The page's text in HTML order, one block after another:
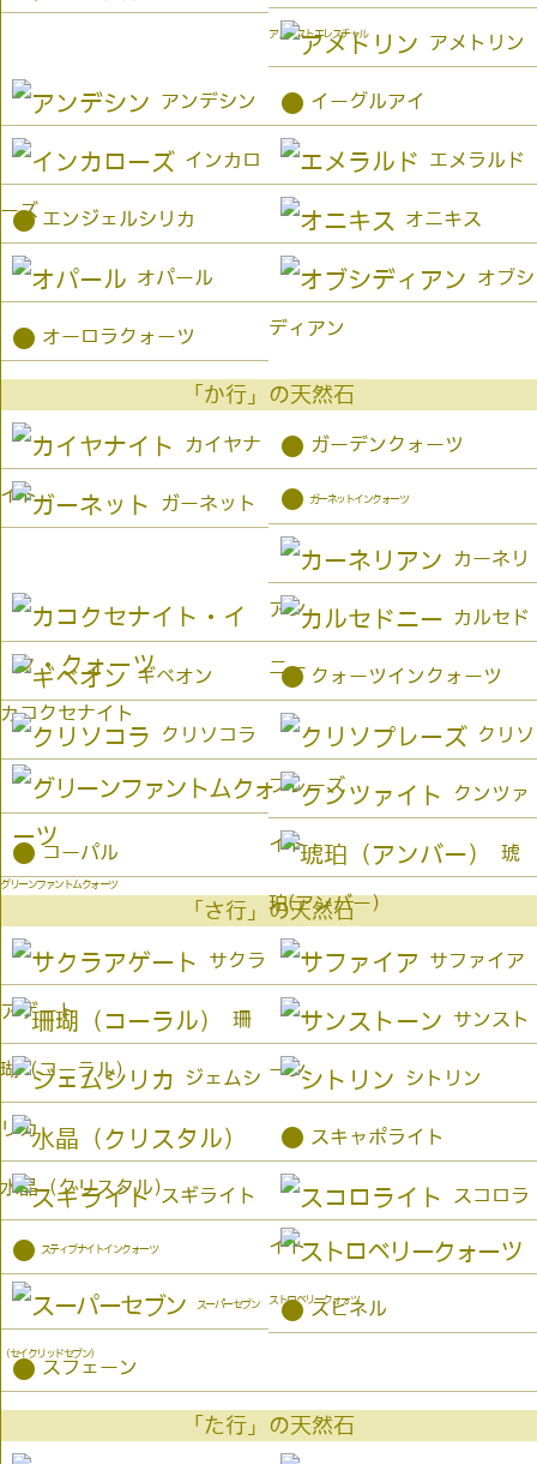
アメジストエレスチャル アメトリン
アンデシン ● イーグルアイ
インカロ
ーズ
エメラルド
● エンジェルシリカ オニキス
オパール オブシ
ディアン
● オーロラクォーツ
「か行」の天然石
カイヤナ
イト
● ガーデンクォーツ
ガーネット ● ガーネットインクォーツ
カーネリ
アン
カコクセナイト
カルセド
ニー
ギベオン ● クォーツインクォーツ
クリソコラ クリソ
プレーズ
グリーンファントムクォーツ
クンツァ
イト
● コーパル 琥
珀(アンバー）
「さ行」の天然石
サクラ
アゲート
サファイア
珊
瑚（コーラル）
サンスト
ーン
ジェムシ
リカ
シトリン
水晶（クリスタル）
● スキャポライト
スギライト スコロラ
イト
● スティブナイトインクォーツ
ストロベリークォーツ
スーパーセブン
（セイクリッドセブン）
● スピネル
● スフェーン
「た行」の天然石